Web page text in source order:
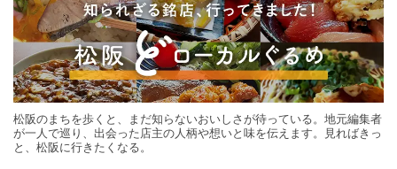
松阪のまちを歩くと、まだ知らないおいしさが待っている。地元編集者
が一人で巡り、出会った店主の人柄や想いと味を伝えます。見ればきっ
と、松阪に行きたくなる。